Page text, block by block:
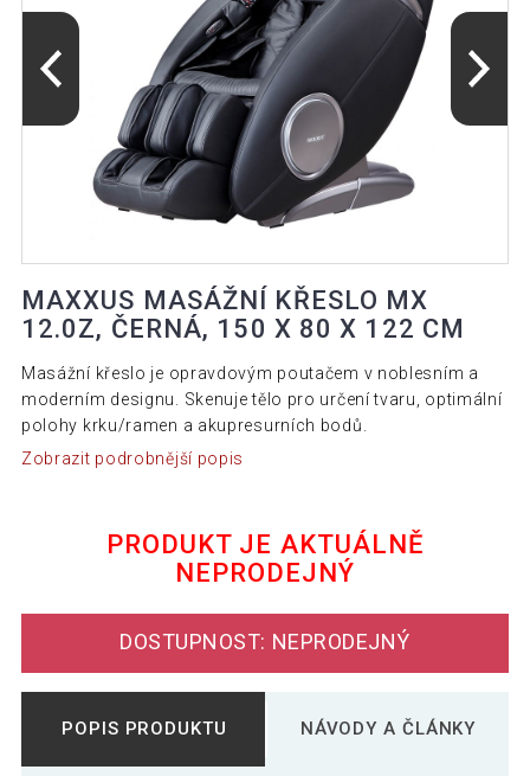
MAXXUS MASÁŽNÍ KŘESLO MX
12.0Z, ČERNÁ, 150 X 80 X 122 CM
Masážní křeslo je opravdovým poutačem v noblesním a
moderním designu. Skenuje tělo pro určení tvaru, optimální
polohy krku/ramen a akupresurních bodů.
Zobrazit podrobnější popis
PRODUKT JE AKTUÁLNĚ
NEPRODEJNÝ
DOSTUPNOST: NEPRODEJNÝ
POPIS PRODUKTU NÁVODY A ČLÁNKY